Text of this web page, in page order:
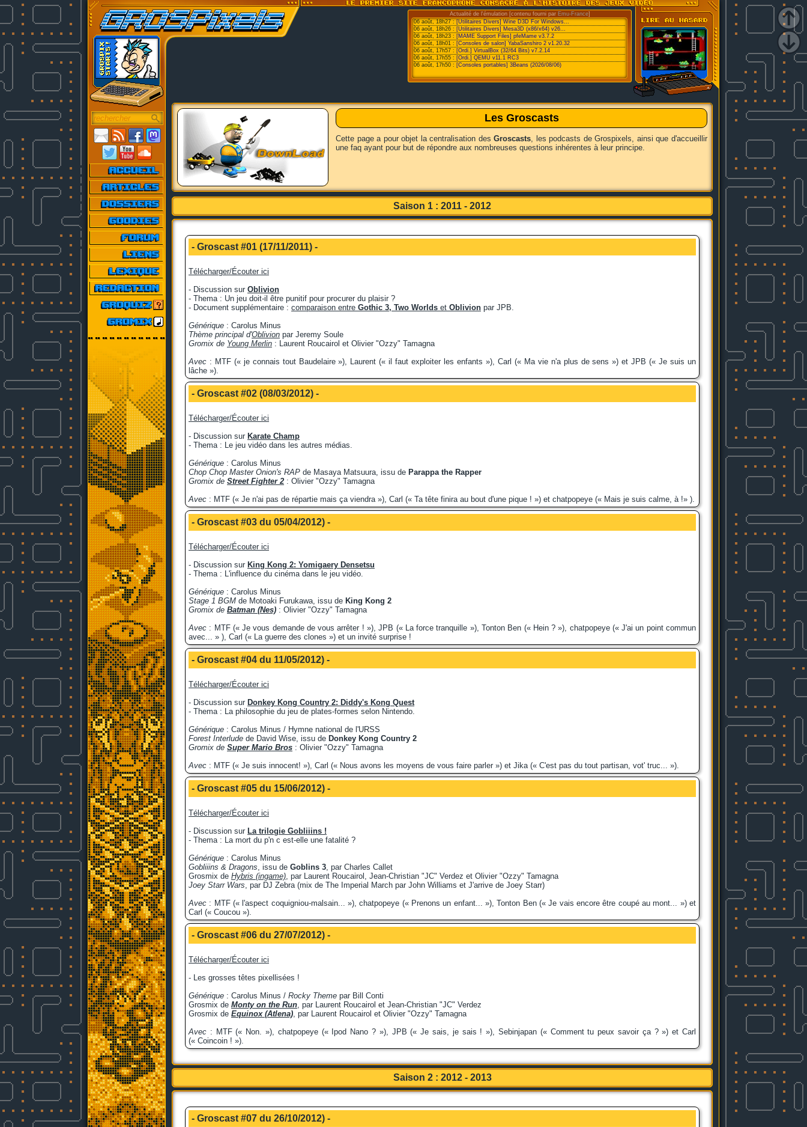
Actualité de l'émulation [contenu fourni par Emu-France]
06 août, 18h27 :[Utilitaires Divers] Wine D3D For Windows...
06 août, 18h26 : [Utilitaires Divers] Mesa3D (x86/x64) v26...
06 août, 18h23 : [MAME Support Files] pfeMame v3.7.2
06 août, 18h01 : [Consoles de salon] YabaSanshiro 2 v1.20.32
06 août, 17h57 : [Ordi.] VirtualBox (32/64 Bits) v7.2.14
06 août, 17h55 : [Ordi.] QEMU v11.1 RC3
06 août, 17h50 : [Consoles portables] 3Beans (2026/08/06)
Les Groscasts
Cette page a pour objet la centralisation desGroscasts, les podcasts de Grospixels, ainsi que d'accueillir
une faq ayant pour but de répondre aux nombreuses questions inhérentes à leur principe.
Saison 1 : 2011 - 2012
- Groscast #01 (17/11/2011) -
Télécharger/Écouter ici
- Discussion sur Oblivion
- Thema : Un jeu doit-il être punitif pour procurer du plaisir ?
- Document supplémentaire : comparaison entre Gothic 3, Two Worlds et Oblivion par JPB.
Générique : Carolus Minus
Thème principal d'Oblivion par Jeremy Soule
Gromix de Young Merlin : Laurent Roucairol et Olivier "Ozzy" Tamagna
Avec : MTF (« je connais tout Baudelaire »), Laurent (« il faut exploiter les enfants »), Carl (« Ma vie n'a plus de sens ») et JPB (« Je suis un
lâche »).
- Groscast #02 (08/03/2012) -
Télécharger/Écouter ici
- Discussion sur Karate Champ
- Thema : Le jeu vidéo dans les autres médias.
Générique : Carolus Minus
Chop Chop Master Onion's RAP de Masaya Matsuura, issu de Parappa the Rapper
Gromix de Street Fighter 2 : Olivier "Ozzy" Tamagna
Avec : MTF (« Je n'ai pas de répartie mais ça viendra »), Carl (« Ta tête finira au bout d'une pique ! ») et chatpopeye (« Mais je suis calme, à !» ).
- Groscast #03 du 05/04/2012) -
Télécharger/Écouter ici
- Discussion sur King Kong 2: Yomigaery Densetsu
- Thema : L'influence du cinéma dans le jeu vidéo.
Générique : Carolus Minus
Stage 1 BGM de Motoaki Furukawa, issu de King Kong 2
Gromix de Batman (Nes) : Olivier "Ozzy" Tamagna
Avec : MTF (« Je vous demande de vous arrêter ! »), JPB (« La force tranquille »), Tonton Ben (« Hein ? »), chatpopeye (« J'ai un point commun
avec... » ), Carl (« La guerre des clones ») et un invité surprise !
- Groscast #04 du 11/05/2012) -
Télécharger/Écouter ici
- Discussion sur Donkey Kong Country 2: Diddy's Kong Quest
- Thema : La philosophie du jeu de plates-formes selon Nintendo.
Générique : Carolus Minus / Hymne national de l'URSS
Forest Interlude de David Wise, issu de Donkey Kong Country 2
Gromix de Super Mario Bros : Olivier "Ozzy" Tamagna
Avec : MTF (« Je suis innocent! »), Carl (« Nous avons les moyens de vous faire parler ») et Jika (« C'est pas du tout partisan, vot' truc... »).
- Groscast #05 du 15/06/2012) -
Télécharger/Écouter ici
- Discussion sur La trilogie Gobliiins !
- Thema : La mort du p'n c est-elle une fatalité ?
Générique : Carolus Minus
Gobliiins & Dragons, issu de Goblins 3, par Charles Callet
Grosmix de Hybris (ingame), par Laurent Roucairol, Jean-Christian "JC" Verdez et Olivier "Ozzy" Tamagna
Joey Starr Wars, par DJ Zebra (mix de The Imperial March par John Williams et J'arrive de Joey Starr)
Avec : MTF (« l'aspect coquigniou-malsain... »), chatpopeye (« Prenons un enfant... »), Tonton Ben (« Je vais encore être coupé au mont... ») et
Carl (« Coucou »).
- Groscast #06 du 27/07/2012) -
Télécharger/Écouter ici
- Les grosses têtes pixellisées !
Générique : Carolus Minus / Rocky Theme par Bill Conti
Grosmix de Monty on the Run, par Laurent Roucairol et Jean-Christian "JC" Verdez
Grosmix de Equinox (Atlena), par Laurent Roucairol et Olivier "Ozzy" Tamagna
Avec : MTF (« Non. »), chatpopeye (« Ipod Nano ? »), JPB (« Je sais, je sais ! »), Sebinjapan (« Comment tu peux savoir ça ? ») et Carl
(« Coincoin ! »).
Saison 2 : 2012 - 2013
- Groscast #07 du 26/10/2012) -